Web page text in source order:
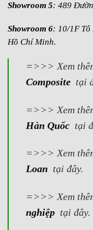
Showroom 5: 489
Showroom 6: 10/1F Tô
Hồ Chí Minh.
=>>> Xem
Composite tại
=>>> Xem
Hàn Quốctại
=>>> Xem
Loan tại đây.
=>>> Xem
nghiệptại đây.